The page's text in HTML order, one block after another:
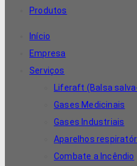
Produtos
Início
Empresa
Serviços
Liferaft (Balsa
Gases Medicinais
Gases Industriais
Aparelhos
Combate a Incêndio